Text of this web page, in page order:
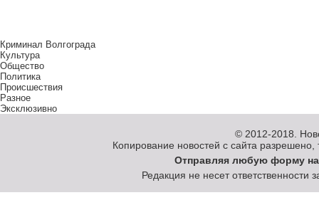
Криминал Волгограда
Культура
Общество
Политика
Происшествия
Разное
Эксклюзивно
© 2012-2018.
Копирование новостей с сайта разрешено,
Отправляя любую форму на
Редакция не несет